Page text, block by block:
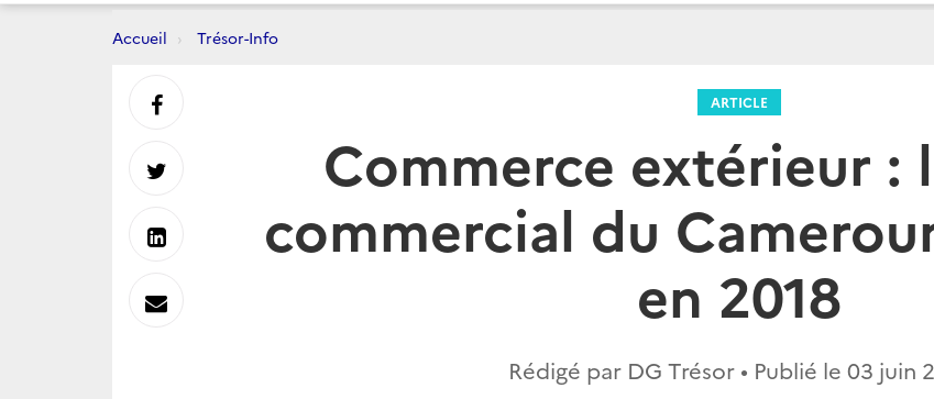
Accueil Trésor-Info
ARTICLE
Commerce extérieur :
commercial du
en 2018
Rédigé par DG Trésor • Publié le 03 juin
Partager
sur
Partager
sur
Partager
sur
Envoyer